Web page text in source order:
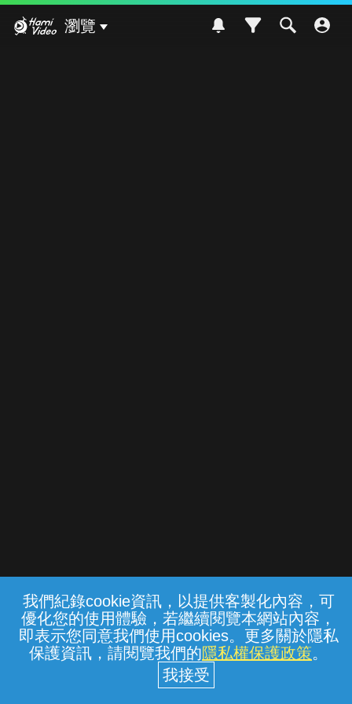
我們紀錄cookie資訊，以提供客製化內容，可
優化您的使用體驗，若繼續閱覽本網站內容，
即表示您同意我們使用cookies。更多關於隱私
保護資訊，請閱覽我們的隱私權保護政策。
瀏覽
常見問題 線上客服 服務條款 隱私權保護
中華電信股份有限公司個人家庭分公司
(統一編號：96979949) © 2026
{{notifyMsg}}